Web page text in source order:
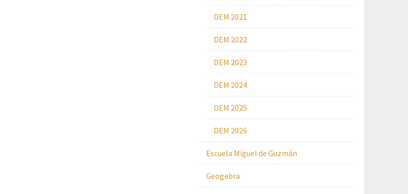
DEM 2021
DEM 2022
DEM 2023
DEM 2024
DEM 2025
DEM 2026
Escuela Miguel de Guzmán
Geogebra